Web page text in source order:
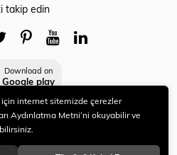
takip edin
Download on
Google play
Tüm hakları saklıdır.
internet sitemizde çerezler
Aydınlatma Metni’ni okuyabilir ve